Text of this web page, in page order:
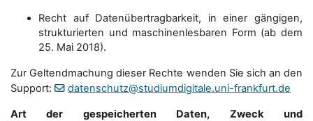
Recht auf Datenübertragbarkeit, in einer gängigen,
strukturierten und maschinenlesbaren Form (ab dem
25. Mai 2018).
Zur Geltendmachung dieser Rechte wenden Sie sich an den
Support:
datenschutz@studiumdigitale.uni-frankfurt.de
Art der gespeicherten Daten, Zweck und